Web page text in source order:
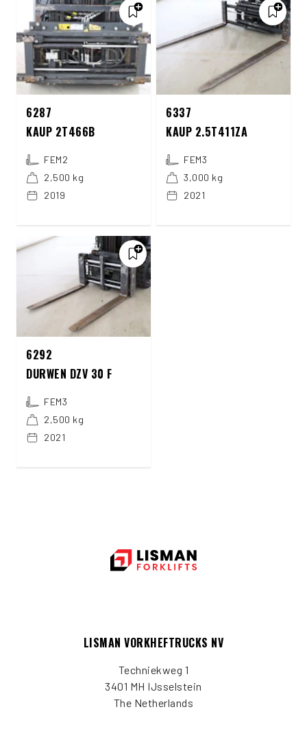
6287
KAUP 2T466B
FEM2
2,500 kg
2019
6337
KAUP 2.5T411ZA
FEM3
3,000 kg
2021
6292
DURWEN DZV 30 F
FEM3
2,500 kg
2021
LISMAN VORKHEFTRUCKS NV
Techniekweg 1
3401 MH IJsselstein
The Netherlands